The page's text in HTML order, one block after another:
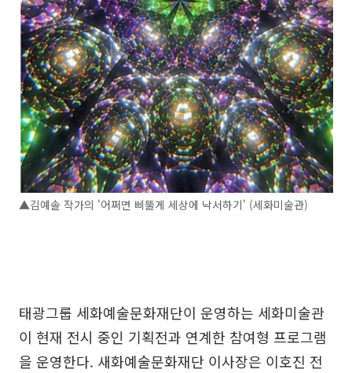
▲김예솔 작가의 '어쩌면 삐뚤게 세상에 낙서하기' (세화미술관)
태광그룹 세화예술문화재단이 운영하는 세화미술관
이 현재 전시 중인 기획전과 연계한 참여형 프로그램
을 운영한다. 새화예술문화재단 이사장은 이호진 전